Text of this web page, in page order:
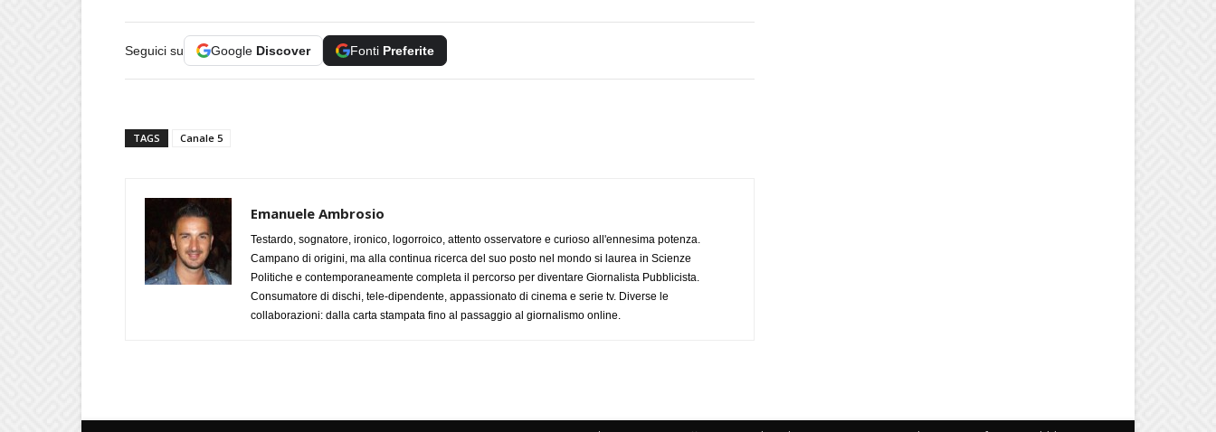
Seguici su Google Discover Fonti Preferite
TAGS Canale 5
Emanuele Ambrosio
Testardo, sognatore, ironico, logorroico, attento osservatore e curioso all'ennesima potenza.
Campano di origini, ma alla continua ricerca del suo posto nel mondo si laurea in Scienze
Politiche e contemporaneamente completa il percorso per diventare Giornalista Pubblicista.
Consumatore di dischi, tele-dipendente, appassionato di cinema e serie tv. Diverse le
collaborazioni: dalla carta stampata fino al passaggio al giornalismo online.